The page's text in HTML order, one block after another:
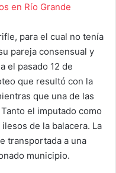
en Río Grande
para el cual no tenía
pareja consensual y
el pasado 12 de
que resultó con la
que una de las
el imputado como
de la balacera. La
transportada a una
municipio.